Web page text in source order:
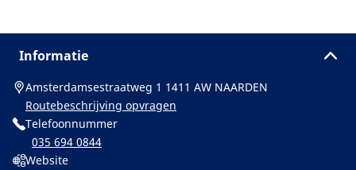
Informatie
Amsterdamsestraatweg 1 1411 AW NAARDEN
Routebeschrijving opvragen
Telefoonnummer
035 694 0844
Website